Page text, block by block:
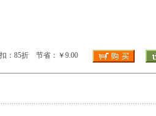
：85折 节省：￥9.00